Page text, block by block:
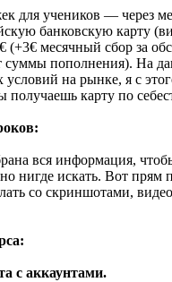
для учеников — через
банковскую карту
(+3€ месячный сбор за
суммы пополнения). На
на рынке, я с
получаешь карту по
вся информация,
нигде искать. Вот прям
со скриншотами,
с аккаунтами.